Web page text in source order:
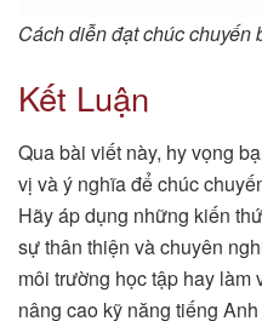
Cách diễn đạt chúc chuyến
Kết Luận
Qua bài viết này, hy vọng
vị và ý nghĩa để chúc
Hãy áp dụng những kiến
sự thân thiện và chuyên
môi trường học tập hay
nâng cao kỹ năng tiếng